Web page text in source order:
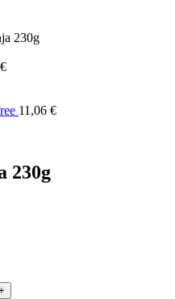
230g
€
11,06 €
230g